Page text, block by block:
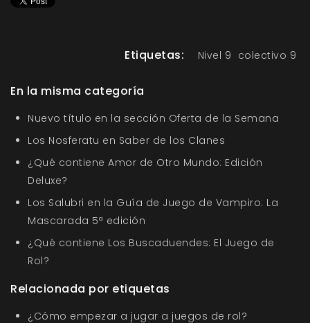
Etiquetas: Nivel 9 colectivo 9
En la misma categoría
Nuevo título en la sección Oferta de la Semana
Los Nosferatu en Saber de los Clanes
¿Qué contiene Amor de Otro Mundo: Edición
Deluxe?
Los Salubri en la Guía de Juego de Vampiro: La
Mascarada 5ª edición
¿Qué contiene Los Buscaduendes: El Juego de
Rol?
Relacionada por etiquetas
¿Cómo empezar a jugar a juegos de rol?